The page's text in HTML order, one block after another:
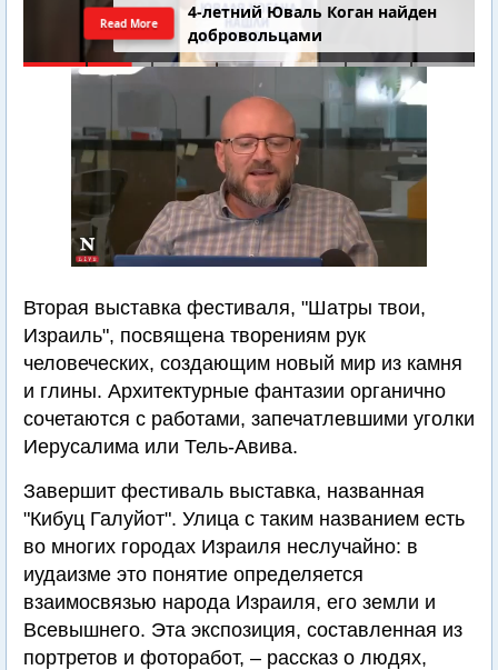
4-летний Юваль Коган найден
добровольцами
Read More
Вторая выставка фестиваля, "Шатры твои,
Израиль", посвящена творениям рук
человеческих, создающим новый мир из камня
и глины. Архитектурные фантазии органично
сочетаются с работами, запечатлевшими уголки
Иерусалима или Тель-Авива.
Завершит фестиваль выставка, названная
"Кибуц Галуйот". Улица с таким названием есть
во многих городах Израиля неслучайно: в
иудаизме это понятие определяется
взаимосвязью народа Израиля, его земли и
Всевышнего. Эта экспозиция, составленная из
портретов и фоторабот, – рассказ о людях,